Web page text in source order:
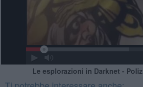
Le esplorazioni in Darknet -